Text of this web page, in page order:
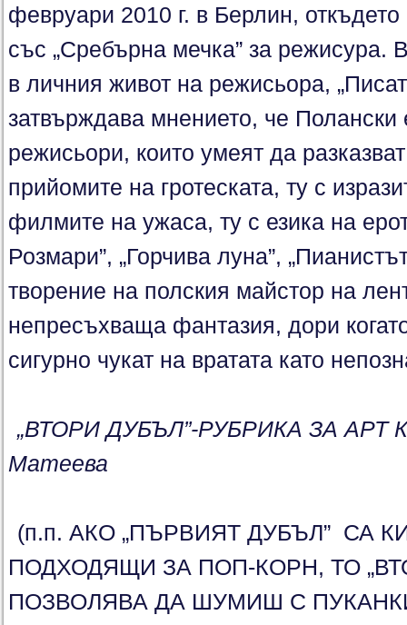
февруари 2010 г. в Берлин,
със „Сребърна мечка” за режисура.
в личния живот на режисьора,
затвърждава мнението, че Полански
режисьори, които умеят да
прийомите на гротеската, ту с
филмите на ужаса, ту с езика на
Розмари”, „Горчива луна”,
творение на полския майстор на
непресъхваща фантазия, дори
сигурно чукат на вратата като
„ВТОРИ ДУБЪЛ”-РУБРИКА ЗА АРТ
Матеева
(п.п. АКО „ПЪРВИЯТ ДУБЪЛ” СА
ПОДХОДЯЩИ ЗА ПОП-КОРН, ТО
ПОЗВОЛЯВА ДА ШУМИШ С